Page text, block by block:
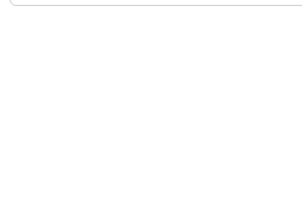
ムを楽しみながら、新作